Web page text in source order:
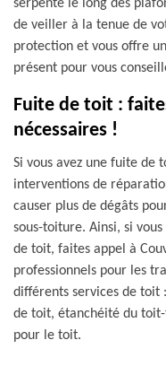
serpente le long des
de veiller à la tenue de
protection et vous offre
présent pour vous
Fuite de toit :
nécessaires !
Si vous avez une fuite de
interventions de
causer plus de dégâts
sous-toiture. Ainsi, si
de toit, faites appel à
professionnels pour les
différents services de
de toit, étanchéité du
pour le toit.